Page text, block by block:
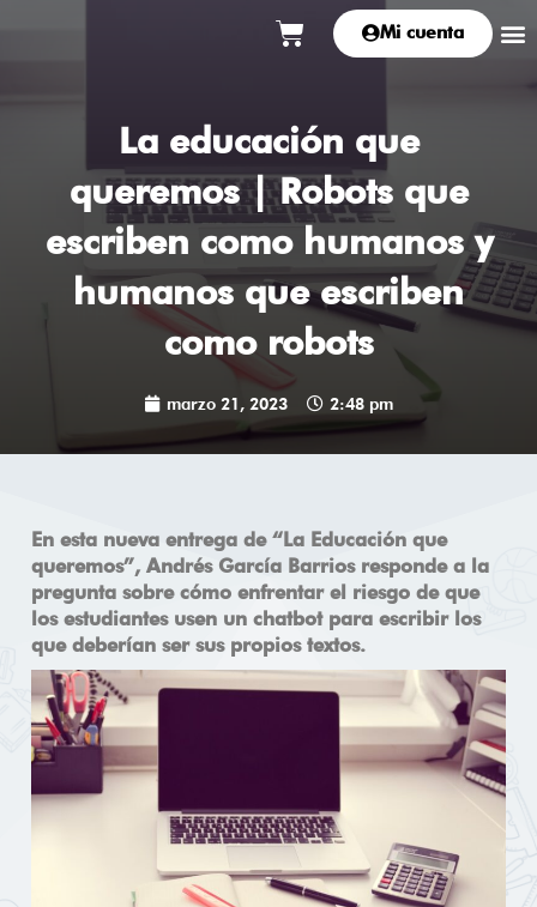
CarritoMi cuenta
La educación que
queremos | Robots que
escriben como humanos y
humanos que escriben
como robots
marzo 21, 2023 2:48 pm
En esta nueva entrega de “La Educación que
queremos”, Andrés García Barrios responde a la
pregunta sobre cómo enfrentar el riesgo de que
los estudiantes usen un chatbot para escribir los
que deberían ser sus propios textos.